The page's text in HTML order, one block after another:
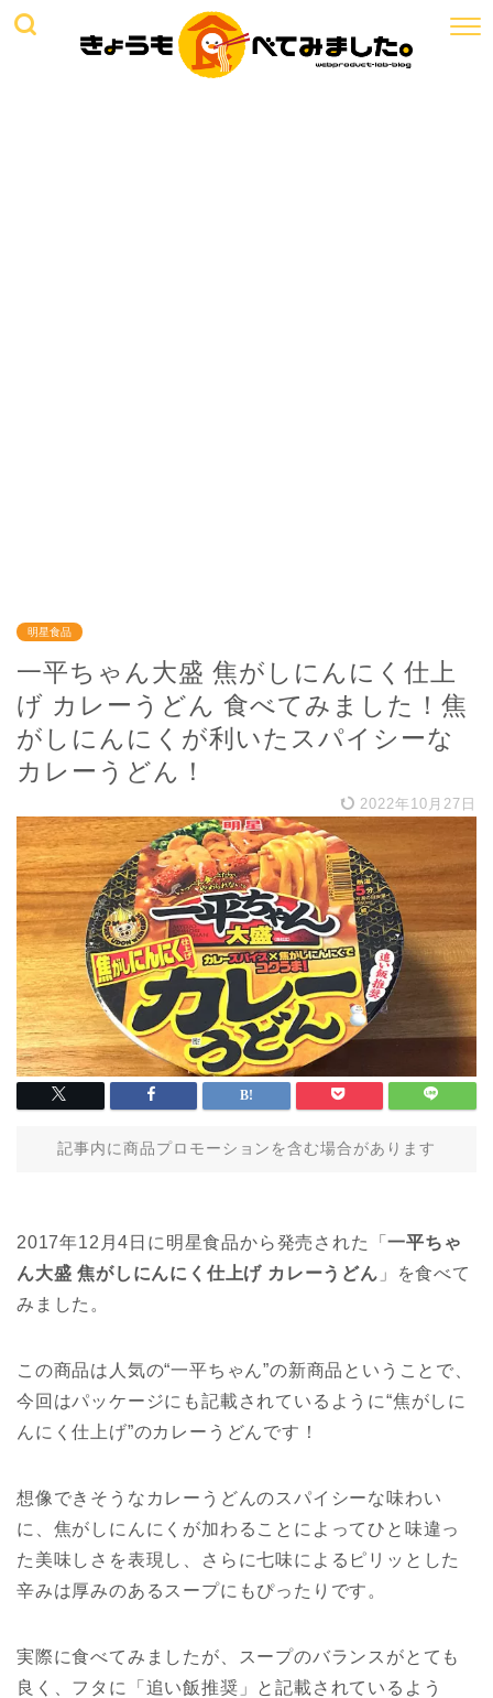
明星食品
一平ちゃん大盛 焦がしにんにく仕上
げ カレーうどん 食べてみました！焦
がしにんにくが利いたスパイシーな
カレーうどん！
2022年10月27日
記事内に商品プロモーションを含む場合があります
2017年12月4日に明星食品から発売された「一平ちゃ
ん大盛 焦がしにんにく仕上げ カレーうどん 」を食べて
みました。
この商品は人気の“一平ちゃん”の新商品ということで、
今回はパッケージにも記載されているように“焦がしに
んにく仕上げ”のカレーうどんです！
想像できそうなカレーうどんのスパイシーな味わい
に、焦がしにんにくが加わることによってひと味違っ
た美味しさを表現し、さらに七味によるピリッとした
辛みは厚みのあるスープにもぴったりです。
実際に食べてみましたが、スープのバランスがとても
良く、フタに「追い飯推奨」と記載されているよう